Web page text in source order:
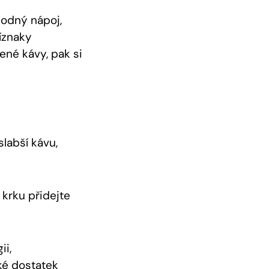
nápoj,
kávy, pak si
kávu,
přidejte
dostatek